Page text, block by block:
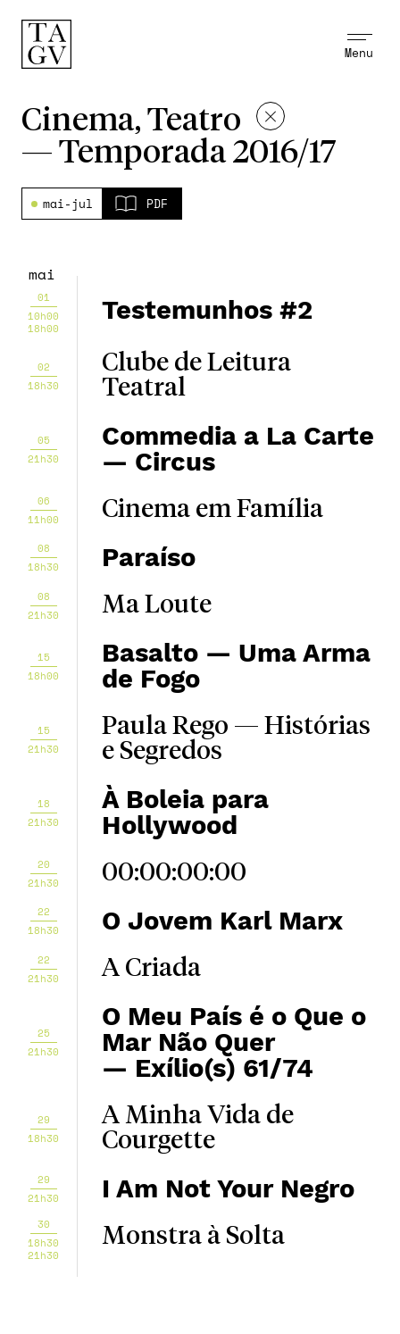
Menu
Cinema, Teatro
— Temporada 2016/17
mai-jul PDF
mai
01
10h00
18h00
Testemunhos #2
02
18h30
Clube de Leitura
Teatral
05
21h30
Commedia a La Carte
— Circus
06
11h00
Cinema em Família
08
18h30
Paraíso
08
21h30
Ma Loute
15
18h00
Basalto — Uma Arma
de Fogo
15
21h30
Paula Rego — Histórias
e Segredos
18
21h30
À Boleia para
Hollywood
20
21h30
00:00:00:00
22
18h30
O Jovem Karl Marx
22
21h30
A Criada
25
21h30
O Meu País é o Que o
Mar Não Quer
— Exílio(s) 61/74
29
18h30
A Minha Vida de
Courgette
29
21h30
I Am Not Your Negro
30
18h30
21h30
Monstra à Solta